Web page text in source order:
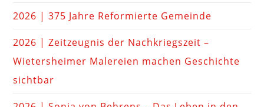
2026 | 375 Jahre Reformierte Gemeinde
2026 | Zeitzeugnis der Nachkriegszeit –
Wietersheimer Malereien machen Geschichte
sichtbar